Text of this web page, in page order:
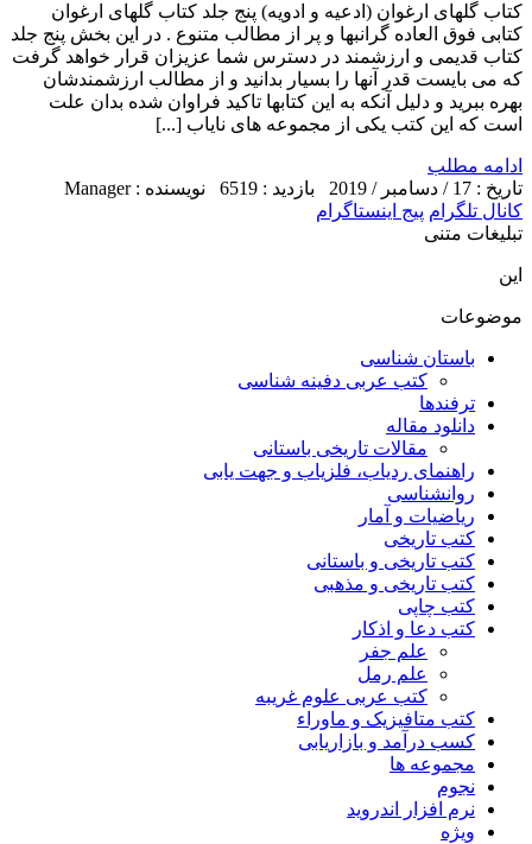
کتاب گلهای ارغوان (ادعیه و ادویه) پنج جلد کتاب گلهای ارغوان
کتابی فوق العاده گرانبها و پر از مطالب متنوع . در این بخش پنج جلد
کتاب قدیمی و ارزشمند در دسترس شما عزیزان قرار خواهد گرفت
که می بایست قدر آنها را بسیار بدانید و از مطالب ارزشمندشان
بهره ببرید و دلیل آنکه به این کتابها تاکید فراوان شده بدان علت
است که این کتب یکی از مجموعه های نایاب [...]
ادامه مطلب
تاریخ : 17 / دسامبر / 2019
بازدید : 6519
نویسنده : Manager
کانال تلگرام پیج اینستاگرام
تبلیغات متنی
این
موضوعات
باستان شناسی
کتب عربی دفینه شناسی
ترفندها
دانلود مقاله
مقالات تاریخی باستانی
راهنمای ردیاب، فلزیاب و جهت یابی
روانشناسی
ریاضیات و آمار
کتب تاریخی
کتب تاریخی و باستانی
کتب تاریخی و مذهبی
کتب چاپی
کتب دعا و اذکار
علم جفر
علم رمل
کتب عربی علوم غریبه
کتب متافیزیک و ماوراء
کسب درآمد و بازاریابی
مجموعه ها
نجوم
نرم افزار اندروید
ویژه